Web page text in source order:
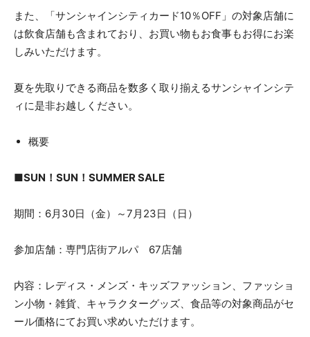
また、「サンシャインシティカード10％OFF」の対象店舗に
は飲食店舗も含まれており、お買い物もお食事もお得にお楽
しみいただけます。
夏を先取りできる商品を数多く取り揃えるサンシャインシテ
ィに是非お越しください。
概要
■SUN！SUN！SUMMER SALE
期間：6月30日（金）～7月23日（日）
参加店舗：専門店街アルパ 67店舗
内容：レディス・メンズ・キッズファッション、ファッショ
ン小物・雑貨、キャラクターグッズ、食品等の対象商品がセ
ール価格にてお買い求めいただけます。